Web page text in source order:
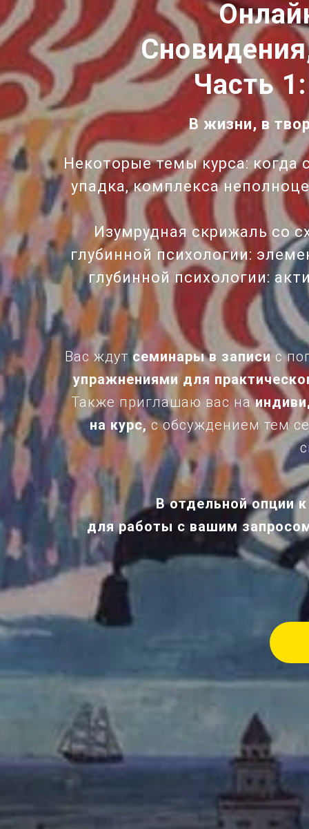
Часть
В жизни, в
Некоторые темы курса: когда
упадка, комплекса
Изумрудная скрижаль со
глубинной психологии:
глубинной психологии:
Вас ждутсеминары в записис
упражнениями для
Также приглашаю вас на
на курс,с обсуждением тем
В отдельной опции
для работы с вашим